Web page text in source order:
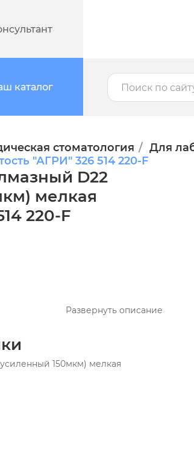
каталог
стоматология Для
"АГРИ" 326 514 220-F
D22
мелкая
220-F
Развернуть описание
150мкм) мелкая